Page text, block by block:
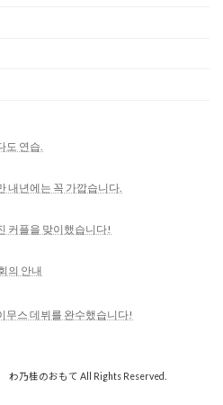
도 연습.
내년에는 꼭 가깝습니다.
커플을 맞이했습니다!
의 안내
무스 데뷔를 완수했습니다!
乃桂のおもて All Rights Reserved.